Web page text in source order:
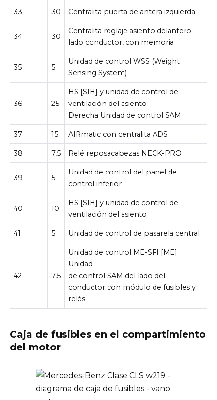
33 30 Centralita puerta delantera izquierda
34 30
Centralita reglaje asiento delantero
lado conductor, con memoria
35 5
Unidad de control WSS (Weight
Sensing System)
36 25
HS [SIH] y unidad de control de
ventilación del asiento
Derecha Unidad de control SAM
37 15 AIRmatic con centralita ADS
38 7,5 Relé reposacabezas NECK-PRO
39 5
Unidad de control del panel de
control inferior
40 10
HS [SIH] y unidad de control de
ventilación del asiento
41 5 Unidad de control de pasarela central
42 7,5
Unidad de control ME-SFI [ME]
Unidad
de control SAM del lado del
conductor con módulo de fusibles y
relés
Caja de fusibles en el compartimiento
del motor